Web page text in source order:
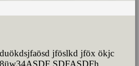
jföslkd jföx ökjc
SDFASDFh